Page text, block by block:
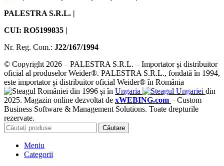
PALESTRA S.R.L. |
CUI: RO5199835 |
Nr. Reg. Com.: J22/167/1994
© Copyright 2026 – PALESTRA S.R.L. – Importator și distribuitor
oficial al produselor Weider®. PALESTRA S.R.L., fondată în 1994,
este importator și distribuitor oficial Weider® în România
din 1996 și în Ungaria
din
2025. Magazin online dezvoltat de xWEBING.com – Custom
Business Software & Management Solutions. Toate drepturile
rezervate.
Căutare
Meniu
Categorii